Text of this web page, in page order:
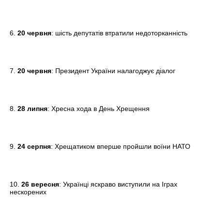
6. 20 червня: шість депутатів втратили недоторканність
7. 20 червня: Президент України налагоджує діалог
8. 28 липня: Хресна хода в День Хрещення
9. 24 серпня: Хрещатиком вперше пройшли воїни НАТО
10. 26 вересня: Українці яскраво виступили на Іграх
нескорених